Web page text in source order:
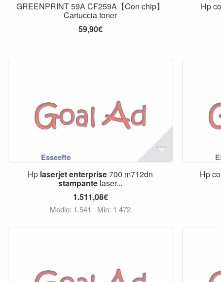
GREENPRINT 59A CF259A【Con chip】
Cartuccia toner
59,90€
Hp
Hp laserjetenterprise700 m712dn
stampante laser...
1.511,08€
Medio: 1.541 Min: 1.472
Hp